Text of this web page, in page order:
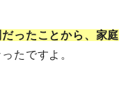
ったことから、家庭
たですよ。